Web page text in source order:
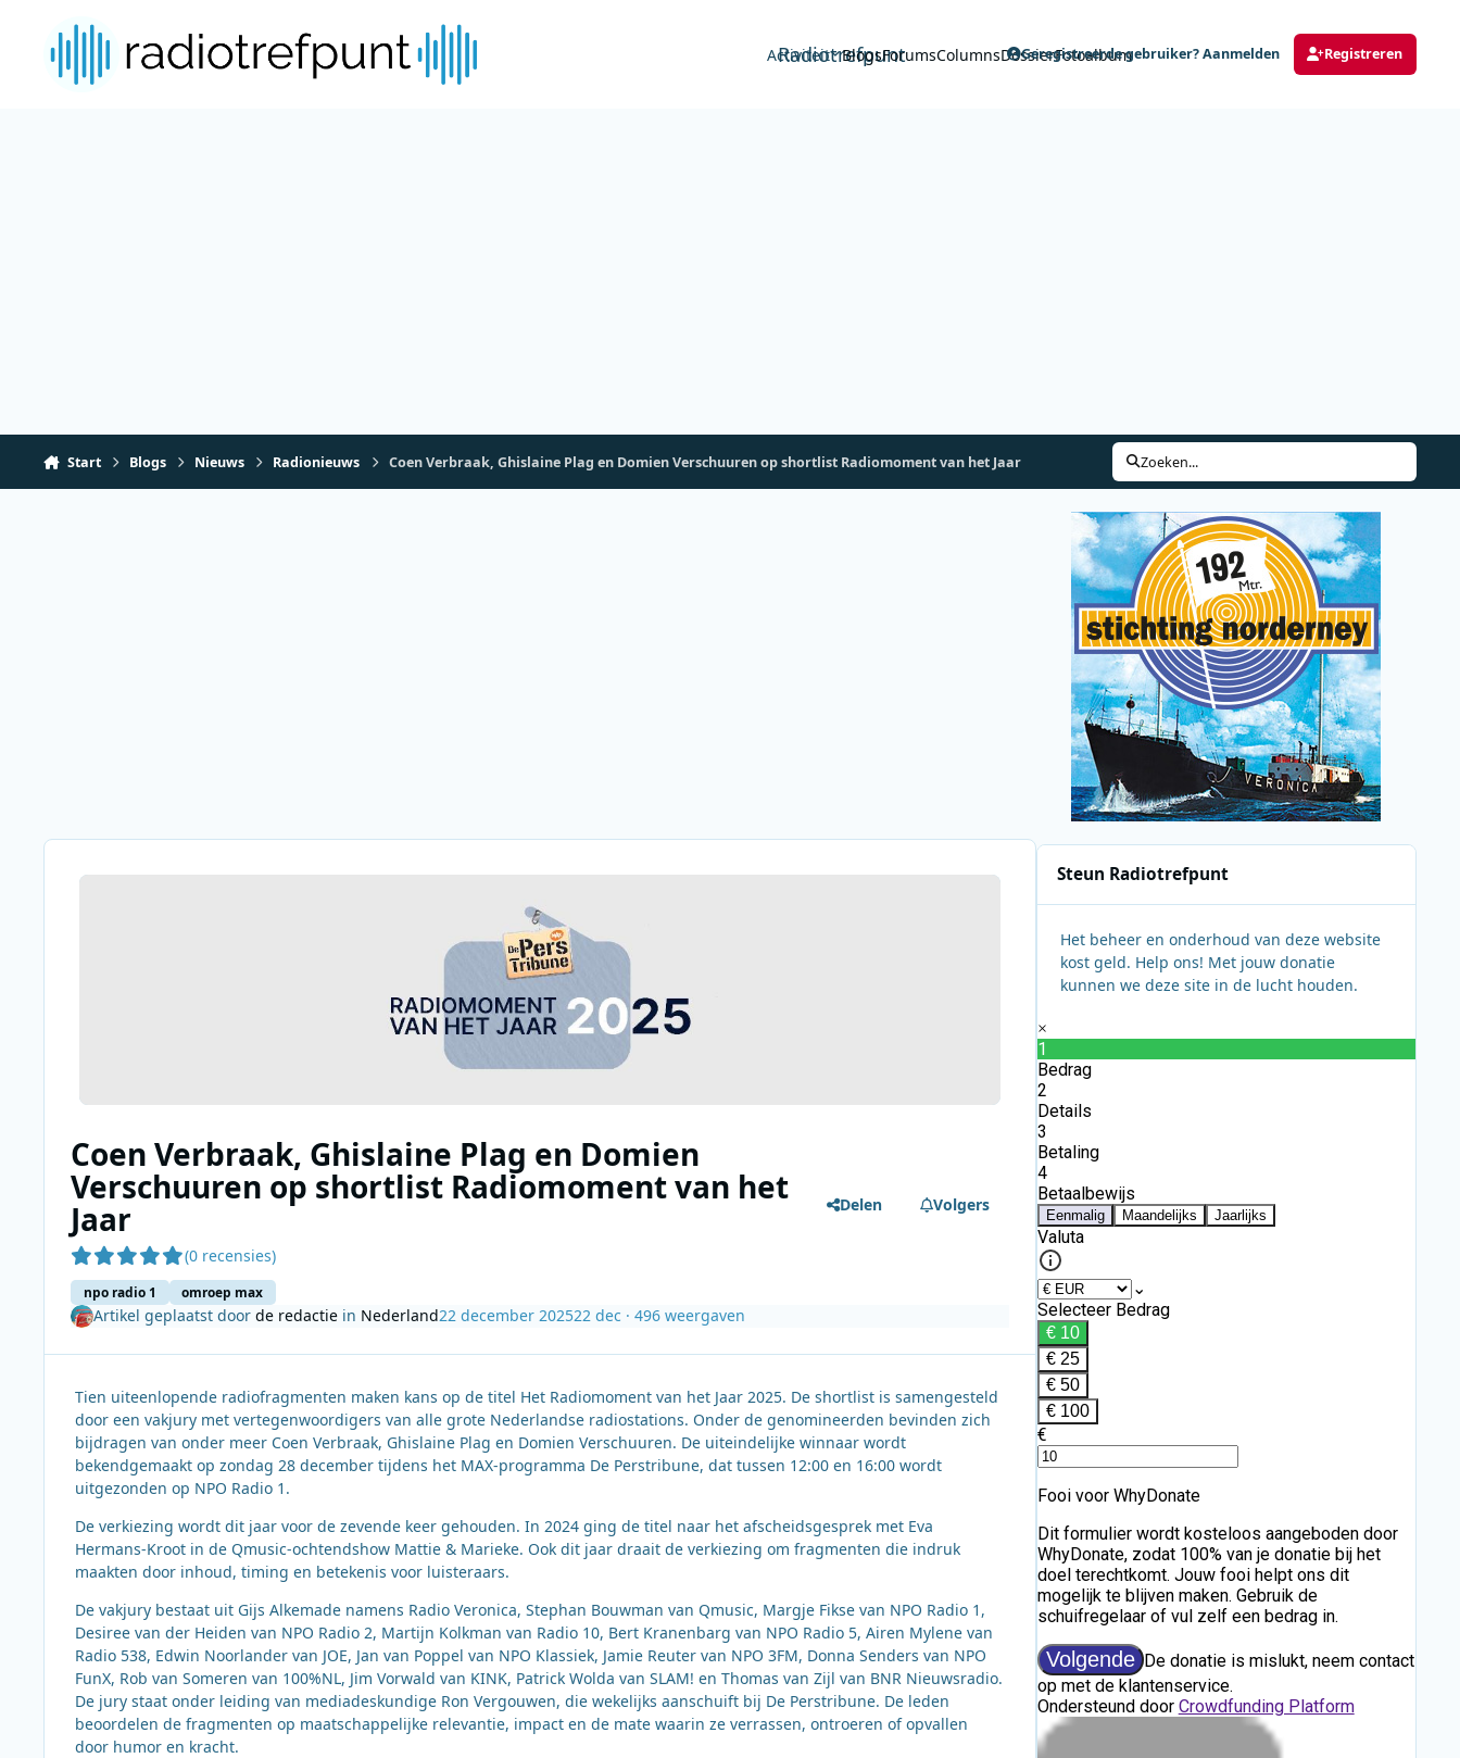
Radiotrefpunt
Activiteit BlogsForumsColumnsDossierFotoalbum
Geregistreerde gebruiker? Aanmelden Registreren
Start Blogs Nieuws Radionieuws Coen Verbraak, Ghislaine Plag en Domien Verschuuren op shortlist Radiomoment van het Jaar Zoeken...
Coen Verbraak, Ghislaine Plag en Domien
Verschuuren op shortlist Radiomoment van het
Jaar
(0 recensies)
npo radio 1 omroep max
Delen Volgers
Artikel geplaatst door de redactiein Nederland22 december 202522 dec · 496 weergaven
Tien uiteenlopende radiofragmenten maken kans op de titel Het Radiomoment van het Jaar 2025. De shortlist is samengesteld
door een vakjury met vertegenwoordigers van alle grote Nederlandse radiostations. Onder de genomineerden bevinden zich
bijdragen van onder meer Coen Verbraak, Ghislaine Plag en Domien Verschuuren. De uiteindelijke winnaar wordt
bekendgemaakt op zondag 28 december tijdens het MAX-programma De Perstribune, dat tussen 12:00 en 16:00 wordt
uitgezonden op NPO Radio 1.
De verkiezing wordt dit jaar voor de zevende keer gehouden. In 2024 ging de titel naar het afscheidsgesprek met Eva
Hermans-Kroot in de Qmusic-ochtendshow Mattie & Marieke. Ook dit jaar draait de verkiezing om fragmenten die indruk
maakten door inhoud, timing en betekenis voor luisteraars.
De vakjury bestaat uit Gijs Alkemade namens Radio Veronica, Stephan Bouwman van Qmusic, Margje Fikse van NPO Radio 1,
Desiree van der Heiden van NPO Radio 2, Martijn Kolkman van Radio 10, Bert Kranenbarg van NPO Radio 5, Airen Mylene van
Radio 538, Edwin Noorlander van JOE, Jan van Poppel van NPO Klassiek, Jamie Reuter van NPO 3FM, Donna Senders van NPO
FunX, Rob van Someren van 100%NL, Jim Vorwald van KINK, Patrick Wolda van SLAM! en Thomas van Zijl van BNR Nieuwsradio.
De jury staat onder leiding van mediadeskundige Ron Vergouwen, die wekelijks aanschuift bij De Perstribune. De leden
beoordelen de fragmenten op maatschappelijke relevantie, impact en de mate waarin ze verrassen, ontroeren of opvallen
door humor en kracht.
Steun Radiotrefpunt
Het beheer en onderhoud van deze website
kost geld. Help ons! Met jouw donatie
kunnen we deze site in de lucht houden.